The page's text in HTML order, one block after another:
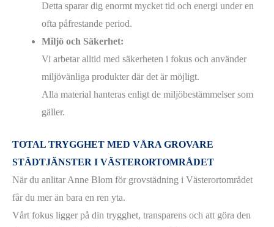
Detta sparar dig enormt mycket tid och energi under en
ofta påfrestande period.
Miljö och Säkerhet:
Vi arbetar alltid med säkerheten i fokus och använder
miljövänliga produkter där det är möjligt.
Alla material hanteras enligt de miljöbestämmelser som
gäller.
TOTAL TRYGGHET MED VÅRA GROVARE
STÄDTJÄNSTER I VÄSTERORTOMRÅDET
När du anlitar Anne Blom för grovstädning i Västerortområdet
får du mer än bara en ren yta.
Vårt fokus ligger på din trygghet, transparens och att göra den